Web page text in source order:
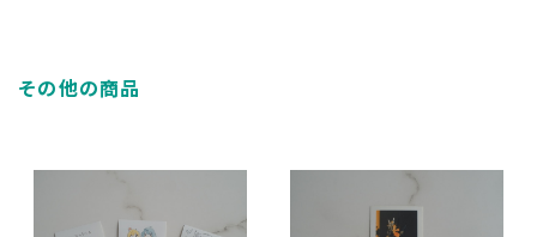
その他の商品